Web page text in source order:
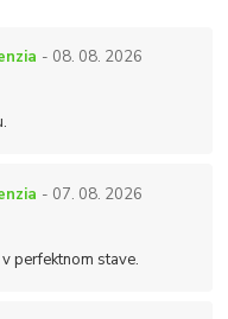
- 08. 08. 2026
- 07. 08. 2026
perfektnom stave.